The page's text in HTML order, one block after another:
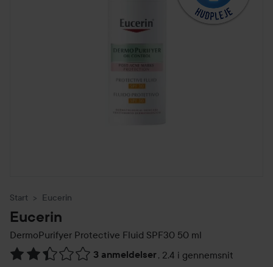
Start Eucerin
Eucerin
DermoPurifyer Protective Fluid SPF30 50 ml
3 anmeldelser, 2.4 i gennemsnit
Gå til Anmeldelser & kommentarer